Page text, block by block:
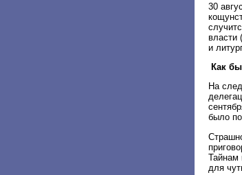
30
власти
и
Как
На
было
Тайнам
для